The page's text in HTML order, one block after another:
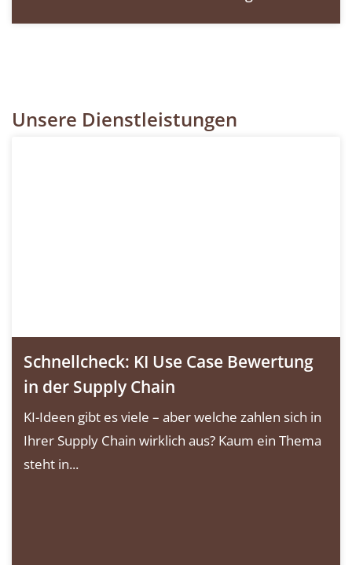
Unsere Dienstleistungen
Schnellcheck: KI Use Case Bewertung
in der Supply Chain
KI-Ideen gibt es viele – aber welche zahlen sich in
Ihrer Supply Chain wirklich aus? Kaum ein Thema
steht in...